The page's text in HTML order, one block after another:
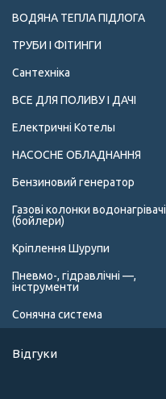
ВОДЯНА ТЕПЛА ПІДЛОГА
ТРУБИ І ФІТИНГИ
Сантехніка
ВСЕ ДЛЯ ПОЛИВУ І ДАЧІ
Електричні Котелы
НАСОСНЕ ОБЛАДНАННЯ
Бензиновий генератор
Газові колонки водонагрівачі
(бойлери)
Кріплення Шурупи
Пневмо-, гідравлічні —,
інструменти
Сонячна система
Відгуки